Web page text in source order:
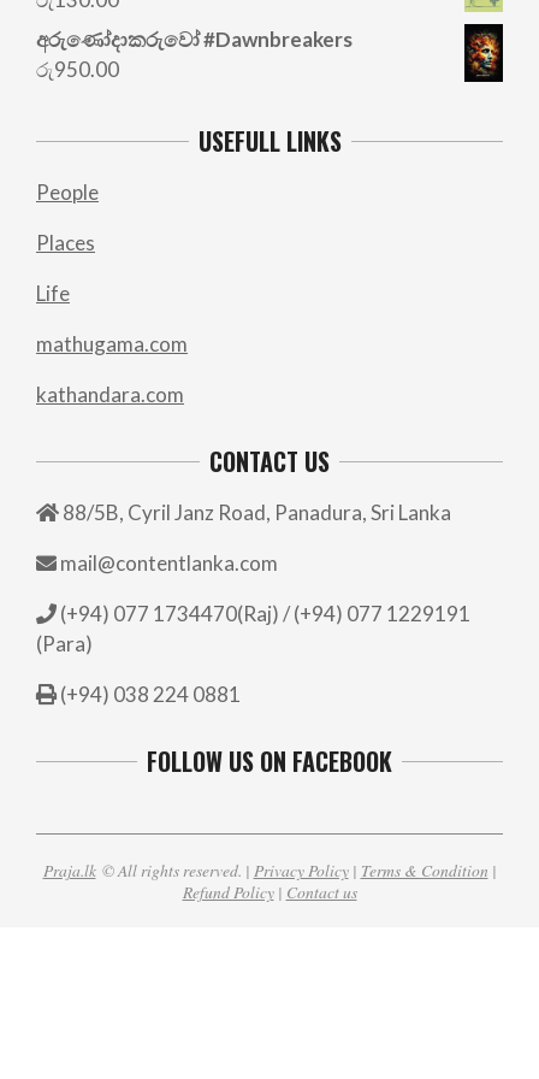
අරු‍ණෝදාකරුවෝ #Dawnbreakers
රු950.00
USEFULL LINKS
People
Places
Life
mathugama.com
kathandara.com
CONTACT US
88/5B, Cyril Janz Road, Panadura, Sri Lanka
mail@contentlanka.com
(+94) 077 1734470(Raj) / (+94) 077 1229191
(Para)
(+94) 038 224 0881
FOLLOW US ON FACEBOOK
Praja.lk© All rights reserved. | Privacy Policy| Terms & Condition |
Refund Policy| Contact us